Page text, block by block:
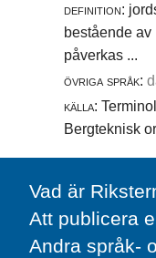
definition:
bestående
påverkas ...
övriga språk:
källa:
Bergteknisk
Vad är
Att publicera
Andra språk-